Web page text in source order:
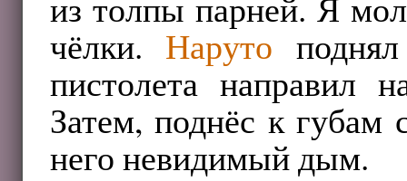
чёлки. Наруто
пистолета направил
Затем, поднёс к губам
него невидимый дым.